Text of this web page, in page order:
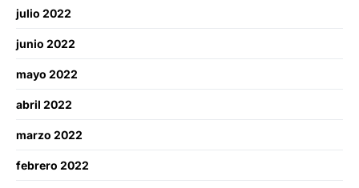
julio 2022
junio 2022
mayo 2022
abril 2022
marzo 2022
febrero 2022